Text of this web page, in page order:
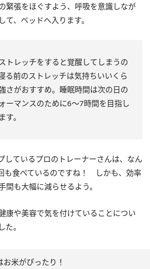
緊張をほぐすよう、呼吸を意識しなが
て、ベッドへ入ります。
トレッチをすると覚醒してしまうの
る前のストレッチは気持ちいいくら
さがおすすめ。睡眠時間は次の日の
ーマンスのために6～7時間を目指し
す。
しているプロのトレーナーさんは、なん
も食べているのですね！ しかも、効率
間も大幅に減らせるよう。
康や美容で気を付けていることについ
。
お米がぴったり！